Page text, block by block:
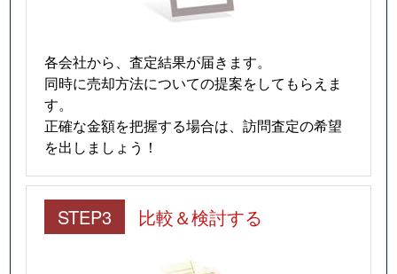
各会社から、査定結果が届きます。
同時に売却方法についての提案をしてもらえま
す。
正確な金額を把握する場合は、訪問査定の希望
を出しましょう！
STEP3 比較＆検討する